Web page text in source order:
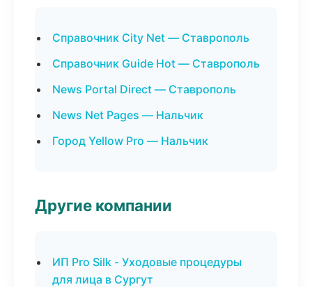
Справочник City Net — Ставрополь
Справочник Guide Hot — Ставрополь
News Portal Direct — Ставрополь
News Net Pages — Нальчик
Город Yellow Pro — Нальчик
Другие компании
ИП Pro Silk - Уходовые процедуры
для лица в Сургут